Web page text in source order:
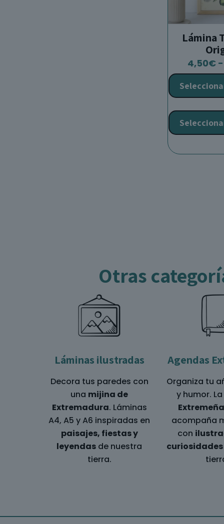
Lámina
4,50€ -
Otras
Láminas ilustradas
Decora tus paredes con
una mijina de
Extremadura. Láminas
A4, A5 y A6 inspiradas en
paisajes, fiestas y
leyendas de nuestra
tierra.
Agendas
Organiza tu
y humor. La
acompaña
con
curiosidades